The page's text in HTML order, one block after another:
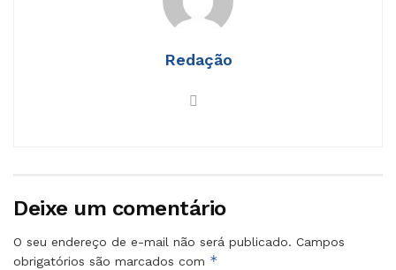
Redação
Deixe um comentário
O seu endereço de e-mail não será publicado. Campos
obrigatórios são marcados com *